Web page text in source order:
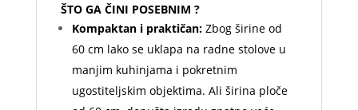
ŠTO GA ČINI POSEBNIM ?
Kompaktan i praktičan:Zbog širine od
60 cm lako se uklapa na radne stolove u
manjim kuhinjama i pokretnim
ugostiteljskim objektima. Ali širina ploče